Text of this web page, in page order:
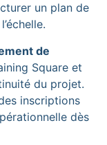
un plan de
de
Square et
du projet.
inscriptions
dès